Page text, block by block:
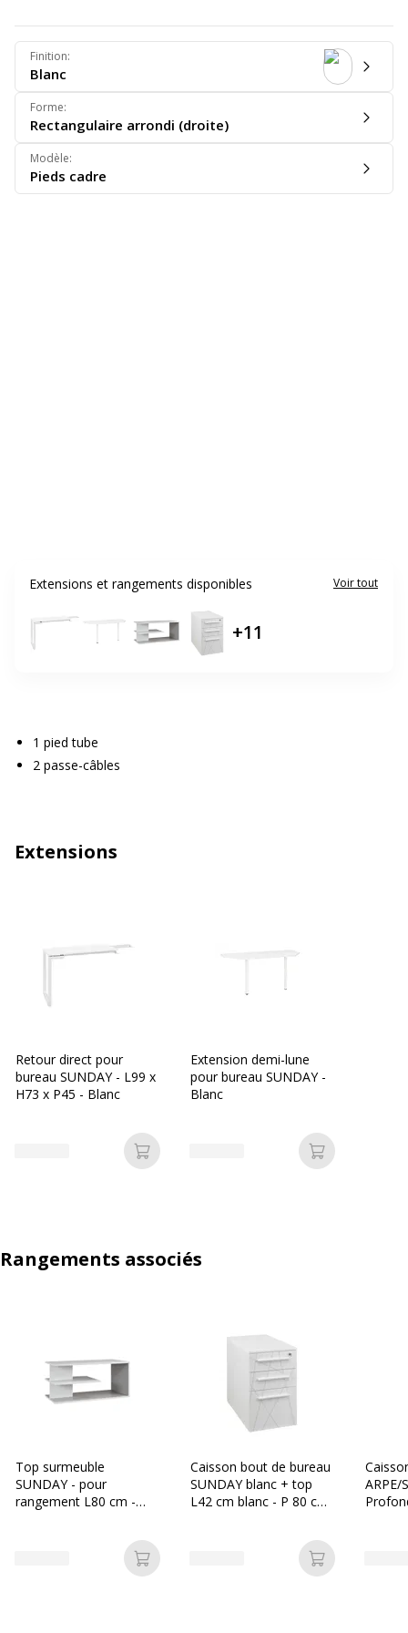
Finition:
Blanc
Forme:
Rectangulaire arrondi (droite)
Modèle:
Pieds cadre
Extensions et rangements disponibles Voir tout
+11
1 pied tube
2 passe-câbles
Extensions
Retour direct pour
bureau SUNDAY - L99 x
H73 x P45 - Blanc
Ajouter au panier
Extension demi-lune
pour bureau SUNDAY -
Blanc
Ajouter au
Rangements associés
Top surmeuble
SUNDAY - pour
rangement L80 cm -
Ajouter au panier
Caisson bout de bureau
SUNDAY blanc + top
L42 cm blanc - P 80 cm
Ajouter au
ARPE/